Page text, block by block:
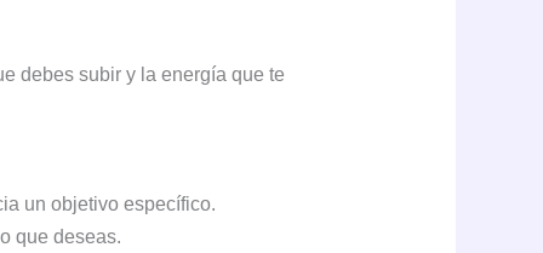
debes subir y la energía que te
un objetivo específico.
que deseas.